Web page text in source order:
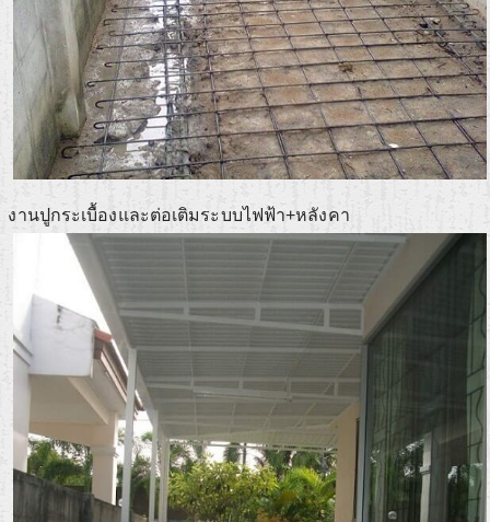
งานปูกระเบื้องและต่อเติมระบบไฟฟ้า+หลังคา